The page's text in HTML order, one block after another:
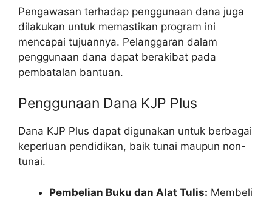
Pengawasan terhadap penggunaan dana juga
dilakukan untuk memastikan program ini
mencapai tujuannya. Pelanggaran dalam
penggunaan dana dapat berakibat pada
pembatalan bantuan.
Penggunaan Dana KJP Plus
Dana KJP Plus dapat digunakan untuk berbagai
keperluan pendidikan, baik tunai maupun non-
tunai.
Pembelian Buku dan Alat Tulis: Membeli